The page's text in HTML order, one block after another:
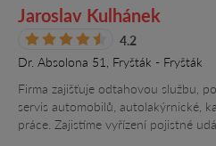
Jaroslav Kulhánek
4.2
Dr. Absolona 51, Fryšták - Fryšták
Firma zajišťuje odtahovou službu,
servis automobilů, autolakýrnické,
práce. Zajistíme vyřízení pojistné